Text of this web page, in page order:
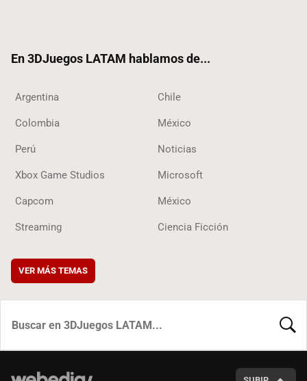
En 3DJuegos LATAM hablamos de...
Argentina Chile
Colombia México
Perú Noticias
Xbox Game Studios Microsoft
Capcom México
Streaming Ciencia Ficción
VER MÁS TEMAS